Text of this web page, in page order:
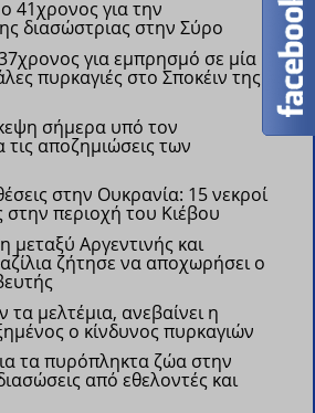
41χρονος για την
διασώστριας στην Σύρο
για εμπρησμό σε μία
πυρκαγιές στο Σποκέιν της
σήμερα υπό τον
αποζημιώσεις των
στην Ουκρανία: 15 νεκροί
στην περιοχή του Κιέβου
μεταξύ Αργεντινής και
ζήτησε να αποχωρήσει ο
τα μελτέμια, ανεβαίνει η
ο κίνδυνος πυρκαγιών
τα πυρόπληκτα ζώα στην
από εθελοντές και